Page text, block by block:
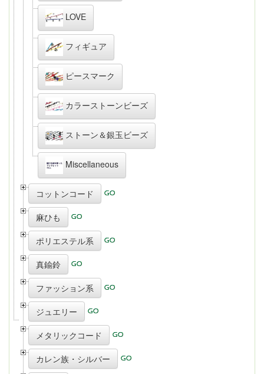
LOVE
フィギュア
ピースマーク
カラーストーンビーズ
ストーン＆銀玉ビーズ
Miscellaneous
コットンコード
麻ひも
ポリエステル系
真鍮鈴
ファッション系
ジュエリー
メタリックコード
カレン族・シルバー